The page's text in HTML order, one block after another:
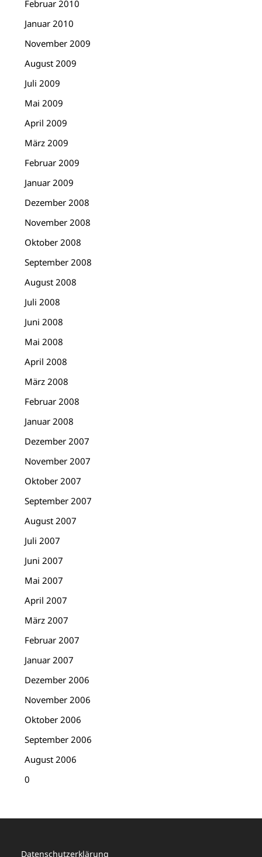
Februar 2010
Januar 2010
November 2009
August 2009
Juli 2009
Mai 2009
April 2009
März 2009
Februar 2009
Januar 2009
Dezember 2008
November 2008
Oktober 2008
September 2008
August 2008
Juli 2008
Juni 2008
Mai 2008
April 2008
März 2008
Februar 2008
Januar 2008
Dezember 2007
November 2007
Oktober 2007
September 2007
August 2007
Juli 2007
Juni 2007
Mai 2007
April 2007
März 2007
Februar 2007
Januar 2007
Dezember 2006
November 2006
Oktober 2006
September 2006
August 2006
0
Datenschutzerklärung